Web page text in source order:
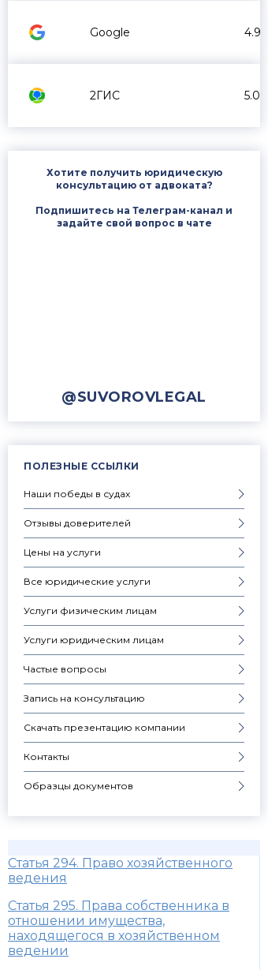
Google 4.9
2ГИС 5.0
Хотите получить юридическую
консультацию от адвоката?
Подпишитесь на Телеграм-канал и
задайте свой вопрос в чате
@SUVOROVLEGAL
ПОЛЕЗНЫЕ ССЫЛКИ
Наши победы в судах
Отзывы доверителей
Цены на услуги
Все юридические услуги
Услуги физическим лицам
Услуги юридическим лицам
Частые вопросы
Запись на консультацию
Скачать презентацию компании
Контакты
Образцы документов
Статья 294. Право хозяйственного
ведения
Статья 295. Права собственника в
отношении имущества,
находящегося в хозяйственном
ведении